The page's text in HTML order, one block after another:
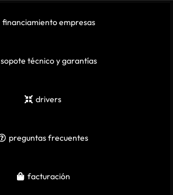
financiamiento empresas
sopote técnico y garantías
drivers
preguntas frecuentes
facturación